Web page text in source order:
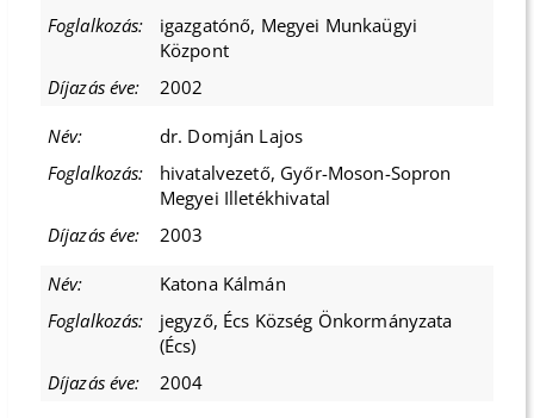
igazgatónő, Megyei Munkaügyi
Központ
2002
dr. Domján Lajos
hivatalvezető, Győr-Moson-Sopron
Megyei Illetékhivatal
2003
Katona Kálmán
jegyző, Écs Község Önkormányzata
(Écs)
2004